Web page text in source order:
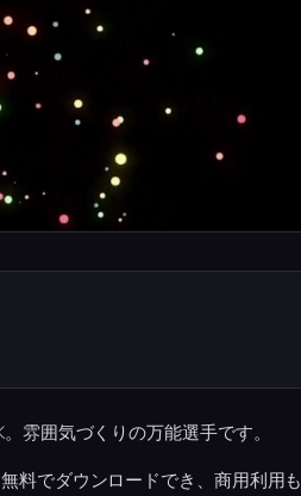
雰囲気づくりの万能選手です。
料でダウンロードでき、商用利用も